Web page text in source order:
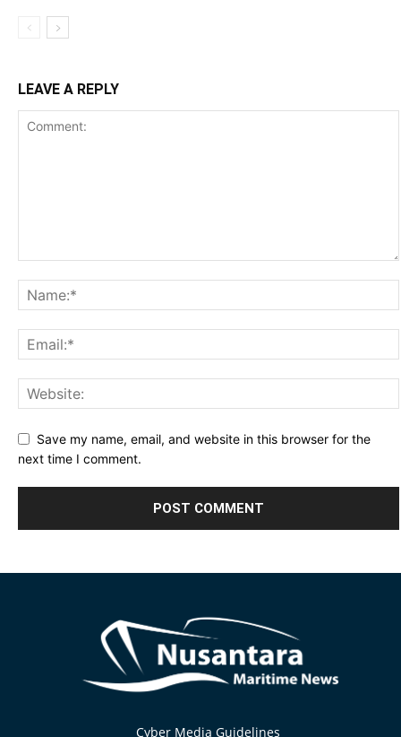
LEAVE A REPLY
Save my name, email, and website in this browser for the
next time I comment.
Cyber Media Guidelines